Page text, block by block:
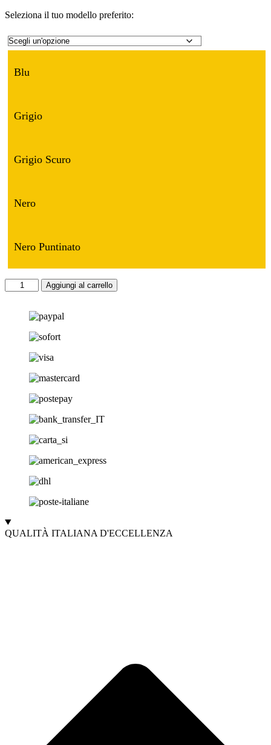
Seleziona il tuo modello preferito:
Blu
Grigio
Grigio Scuro
Nero
Nero Puntinato
COPRISEDILE
SU
TOYOTA
quantità
Aggiungi al carrello
QUALITÀ ITALIANA D'ECCELLENZA